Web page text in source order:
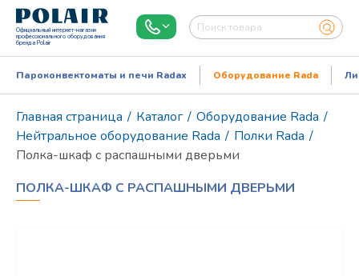
Официальный интернет-магазин
профессионального оборудования
бренда Polair
Пароконвектоматы и печи Radax Оборудование Rada
Главная страница / Каталог / Оборудование Rada /
Нейтральное оборудование Rada / Полки Rada /
Полка-шкаф с распашными дверьми
ПОЛКА-ШКАФ С РАСПАШНЫМИ ДВЕРЬМИ